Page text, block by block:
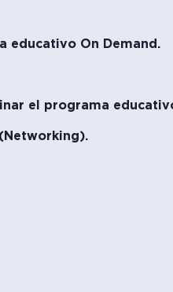
educativo On Demand.
el programa